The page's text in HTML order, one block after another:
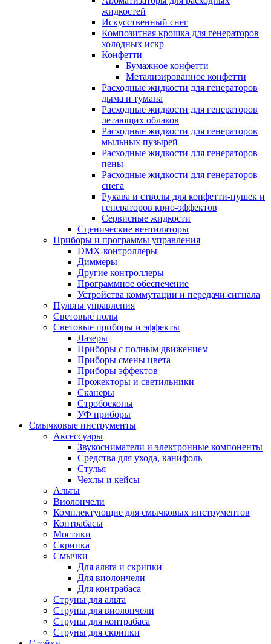
жидкостей
Искусственный снег
Композитная крошка для генераторов
холодных искр
Конфетти
Бумажное конфетти
Метализированное конфетти
Расходные жидкости для генераторов
дыма и тумана
Расходные жидкости для генераторов
летающих облаков
Расходные жидкости для генераторов
мыльных пузырей
Расходные жидкости для генераторов
пены
Расходные жидкости для генераторов
снега
Рукава и стволы для конфетти-пушек и
генераторов крио-эффектов
Сервисные жидкости
Сценические вентиляторы
Приборы и программы управления
DMX-контроллеры
Диммеры
Другие контроллеры
Программное обеспечение
Устройства коммутации и передачи сигнала
Пульты управления
Световые полы
Световые приборы и эффекты
Лазеры
Приборы с полным движением
Приборы смены цвета
Приборы эффектов
Прожекторы и светильники
Сканеры
Стробоскопы
УФ приборы
Смычковые инструменты
Аксессуары
Звукосниматели и электронные компоненты
Средства для ухода, канифоль
Стулья
Чехлы и кейсы
Альты
Виолончели
Комплектующие для смычковых инструментов
Контрабасы
Мостики
Скрипка
Смычки
Для альта и скрипки
Для виолончели
Для контрабаса
Струны для альта
Струны для виолончели
Струны для контрабаса
Струны для скрипки